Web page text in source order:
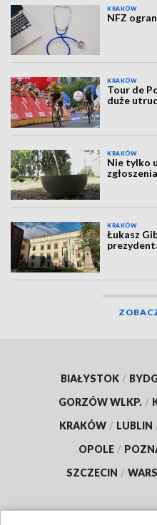
KRAKÓW
NFZ
KRAKÓW
Tour de
duże
KRAKÓW
Nie tylko
KRAKÓW
Łukasz
BIAŁYSTOK /
GORZÓW WLKP. /
KRAKÓW / LUBLIN
OPOLE /
SZCZECIN /